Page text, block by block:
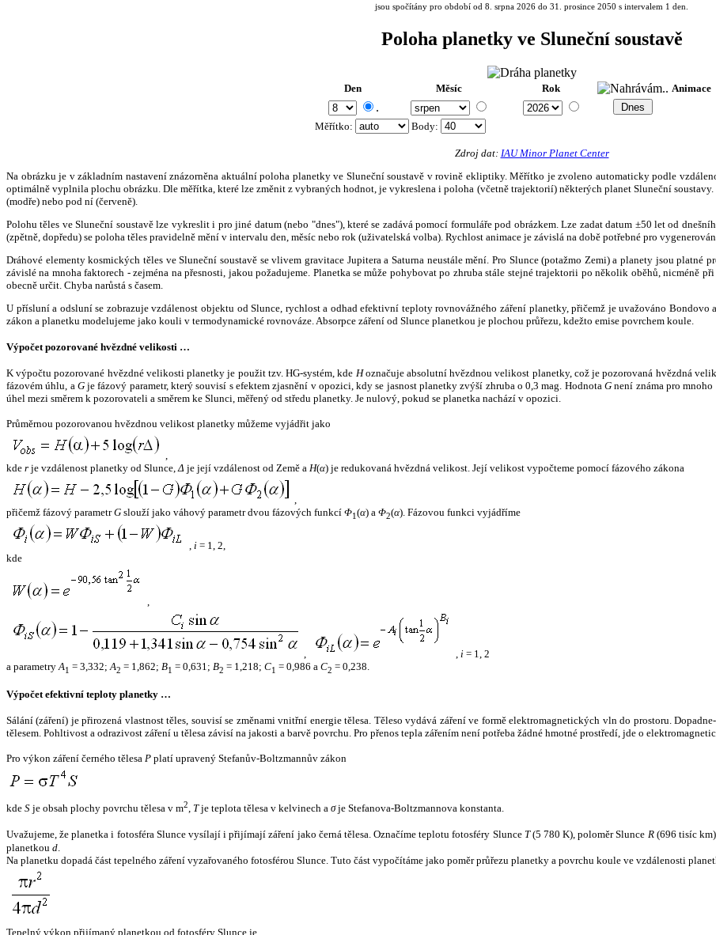
jsou spočítány pro období od 8. srpna 2026 do 31. prosince 2050 s intervalem 1 den.
Poloha planetky ve Sluneční soustavě
Den Měsíc Rok Animace
.
Měřítko: Body:
Zdroj dat: IAU Minor Planet Center
Na obrázku je v základním nastavení znázorněna aktuální poloha planetky ve Sluneční soustavě v rovině ekliptiky. Měřítko je zvoleno automaticky podle
optimálně vyplnila plochu obrázku. Dle měřítka, které lze změnit z vybraných hodnot, je vykreslena i poloha (včetně trajektorií) některých planet Sluneční
(modře) nebo pod ní (červeně).
Polohu těles ve Sluneční soustavě lze vykreslit i pro jiné datum (nebo "dnes"), které se zadává pomocí formuláře pod obrázkem. Lze zadat datum ±50 let od
(zpětně, dopředu) se poloha těles pravidelně mění v intervalu den, měsíc nebo rok (uživatelská volba). Rychlost animace je závislá na době potřebné pro
Dráhové elementy kosmických těles ve Sluneční soustavě se vlivem gravitace Jupitera a Saturna neustále mění. Pro Slunce (potažmo Zemi) a planety jsou
závislé na mnoha faktorech - zejména na přesnosti, jakou požadujeme. Planetka se může pohybovat po zhruba stále stejné trajektorii po několik oběhů, nicméně
obecně určit. Chyba narůstá s časem.
U přísluní a odsluní se zobrazuje vzdálenost objektu od Slunce, rychlost a odhad efektivní teploty rovnovážného záření planetky, přičemž je uvažováno Bondovo
zákon a planetku modelujeme jako kouli v termodynamické rovnováze. Absorpce záření od Slunce planetkou je plochou průřezu, kdežto emise povrchem koule.
Výpočet pozorované hvězdné velikosti …
K výpočtu pozorované hvězdné velikosti planetky je použit tzv. HG-systém, kde Hoznačuje absolutní hvězdnou velikost planetky, což je pozorovaná hvězdná
fázovém úhlu, a Gje fázový parametr, který souvisí s efektem zjasnění v opozici, kdy se jasnost planetky zvýší zhruba o 0,3 mag. HodnotaG není známa pro
úhel mezi směrem k pozorovateli a směrem ke Slunci, měřený od středu planetky. Je nulový, pokud se planetka nachází v opozici.
Průměrnou pozorovanou hvězdnou velikost planetky můžeme vyjádřit jako
,
kde r je vzdálenost planetky od Slunce,Δ je její vzdálenost od Země a H(α) je redukovaná hvězdná velikost. Její velikost vypočteme pomocí fázového zákona
,
přičemž fázový parametrG slouží jako váhový parametr dvou fázových funkcí Φ1(α) a Φ2(α). Fázovou funkci vyjádříme
, i = 1, 2,
kde
,
, , i = 1, 2
a parametryA1 = 3,332;A2 = 1,862; B1 = 0,631; B2 = 1,218; C1 = 0,986 a C2 = 0,238.
Výpočet efektivní teploty planetky …
Sálání (záření) je přirozená vlastnost těles, souvisí se změnami vnitřní energie tělesa. Těleso vydává záření ve formě elektromagnetických vln do prostoru.
tělesem. Pohltivost a odrazivost záření u tělesa závisí na jakosti a barvě povrchu. Pro přenos tepla zářením není potřeba žádné hmotné prostředí, jde o
Pro výkon záření černého tělesa P platí upravený Stefanův-Boltzmannův zákon
kde S je obsah plochy povrchu tělesa v m2, Tje teplota tělesa v kelvinech a σje Stefanova-Boltzmannova konstanta.
Uvažujeme, že planetka i fotosféra Slunce vysílají i přijímají záření jako černá tělesa. Označíme teplotu fotosféry Slunce T(5 780 K), poloměr Slunce R(696 tisíc
planetkou d.
Na planetku dopadá část tepelného záření vyzařovaného fotosférou Slunce. Tuto část vypočítáme jako poměr průřezu planetky a povrchu koule ve vzdálenosti
Tepelný výkon přijímaný planetkou od fotosféry Slunce je